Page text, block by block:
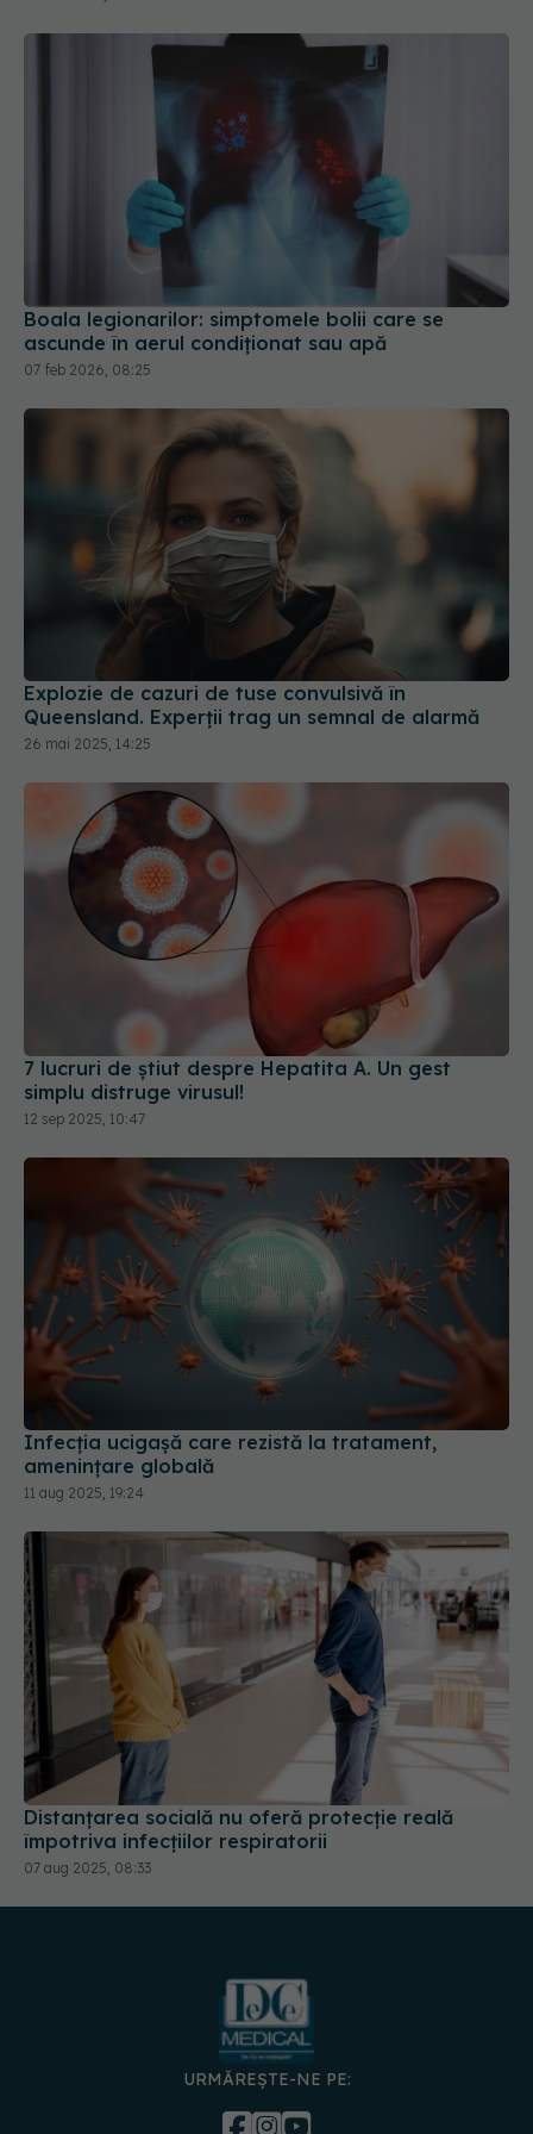
Boala legionarilor: simptomele bolii care se
ascunde în aerul condiționat sau apă
07 feb 2026, 08:25
Explozie de cazuri de tuse convulsivă în
Queensland. Experții trag un semnal de alarmă
26 mai 2025, 14:25
7 lucruri de știut despre Hepatita A. Un gest
simplu distruge virusul!
12 sep 2025, 10:47
Infecția ucigașă care rezistă la tratament,
amenințare globală
11 aug 2025, 19:24
Distanțarea socială nu oferă protecție reală
împotriva infecțiilor respiratorii
07 aug 2025, 08:33
URMĂREȘTE-NE PE: